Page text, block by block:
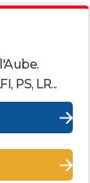
PS, LR...